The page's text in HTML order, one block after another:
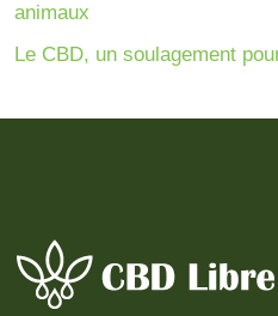
animaux
Le CBD, un soulagement